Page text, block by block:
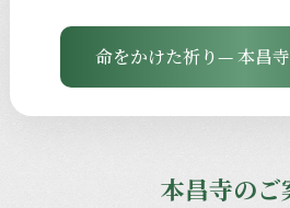
命をかけた祈り— 本昌
本昌寺のご